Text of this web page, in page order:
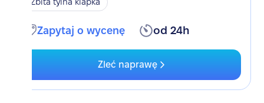
Zapytaj o wycenę od 24h
Zleć naprawę